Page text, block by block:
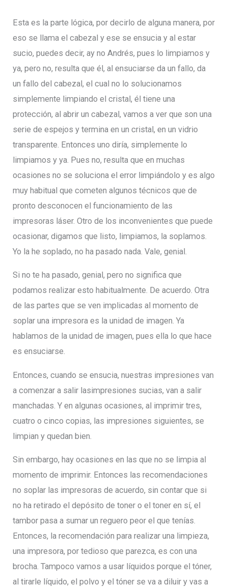
Esta es la parte lógica, por decirlo de alguna manera, por
eso se llama el cabezal y ese se ensucia y al estar
sucio, puedes decir, ay no Andrés, pues lo limpiamos y
ya, pero no, resulta que él, al ensuciarse da un fallo, da
un fallo del cabezal, el cual no lo solucionamos
simplemente limpiando el cristal, él tiene una
protección, al abrir un cabezal, vamos a ver que son una
serie de espejos y termina en un cristal, en un vidrio
transparente. Entonces uno diría, simplemente lo
limpiamos y ya. Pues no, resulta que en muchas
ocasiones no se soluciona el error limpiándolo y es algo
muy habitual que cometen algunos técnicos que de
pronto desconocen el funcionamiento de las
impresoras láser. Otro de los inconvenientes que puede
ocasionar, digamos que listo, limpiamos, la soplamos.
Yo la he soplado, no ha pasado nada. Vale, genial.
Si no te ha pasado, genial, pero no significa que
podamos realizar esto habitualmente. De acuerdo. Otra
de las partes que se ven implicadas al momento de
soplar una impresora es la unidad de imagen. Ya
hablamos de la unidad de imagen, pues ella lo que hace
es ensuciarse.
Entonces, cuando se ensucia, nuestras impresiones van
a comenzar a salir lasimpresiones sucias, van a salir
manchadas. Y en algunas ocasiones, al imprimir tres,
cuatro o cinco copias, las impresiones siguientes, se
limpian y quedan bien.
Sin embargo, hay ocasiones en las que no se limpia al
momento de imprimir. Entonces las recomendaciones
no soplar las impresoras de acuerdo, sin contar que si
no ha retirado el depósito de toner o el toner en sí, el
tambor pasa a sumar un reguero peor el que tenías.
Entonces, la recomendación para realizar una limpieza,
una impresora, por tedioso que parezca, es con una
brocha. Tampoco vamos a usar líquidos porque el tóner,
al tirarle líquido, el polvo y el tóner se va a diluir y vas a